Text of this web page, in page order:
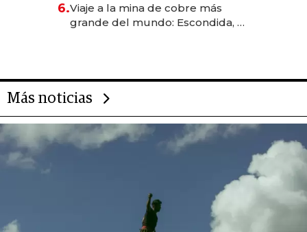
6.Viaje a la mina de cobre más
grande del mundo: Escondida, el
Más noticias